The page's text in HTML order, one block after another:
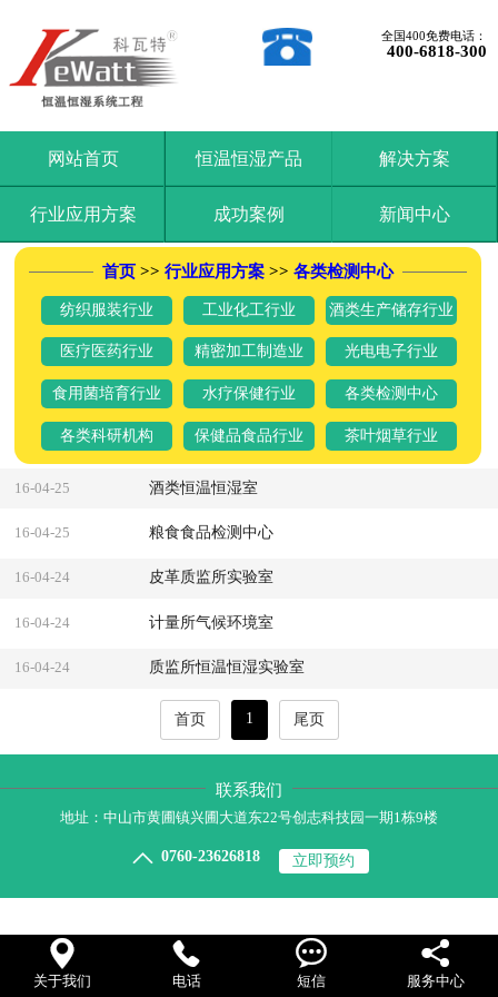
全国400免费电话：
400-6818-300
网站首页 恒温恒湿产品 解决方案
行业应用方案 成功案例 新闻中心
首页>> 行业应用方案>> 各类检测中心
纺织服装行业 工业化工行业 酒类生产储存行业
医疗医药行业 精密加工制造业 光电电子行业
食用菌培育行业 水疗保健行业 各类检测中心
各类科研机构 保健品食品行业 茶叶烟草行业
16-04-25 酒类恒温恒湿室
16-04-25 粮食食品检测中心
16-04-24 皮革质监所实验室
16-04-24 计量所气候环境室
16-04-24 质监所恒温恒湿实验室
首页 1 尾页
联系我们
地址：中山市黄圃镇兴圃大道东22号创志科技园一期1栋9楼
 0760-23626818 立即预约

关于我们

电话

短信

服务中心